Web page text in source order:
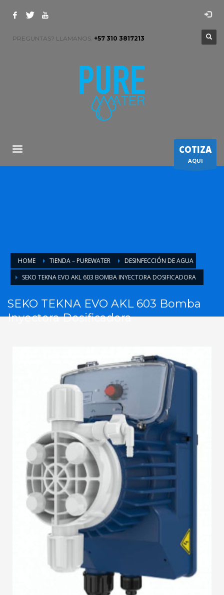
PREGUNTAS? LLAMANOS: +57 310 3817213
COTIZA
AQUI
HOME TIENDA – PUREWATER
DESINFECCIÓN DE AGUA
SEKO TEKNA EVO AKL 603 BOMBA INYECTORA DOSIFICADORA
SEKO TEKNA EVO AKL 603 Bomba
Inyectora Dosificadora